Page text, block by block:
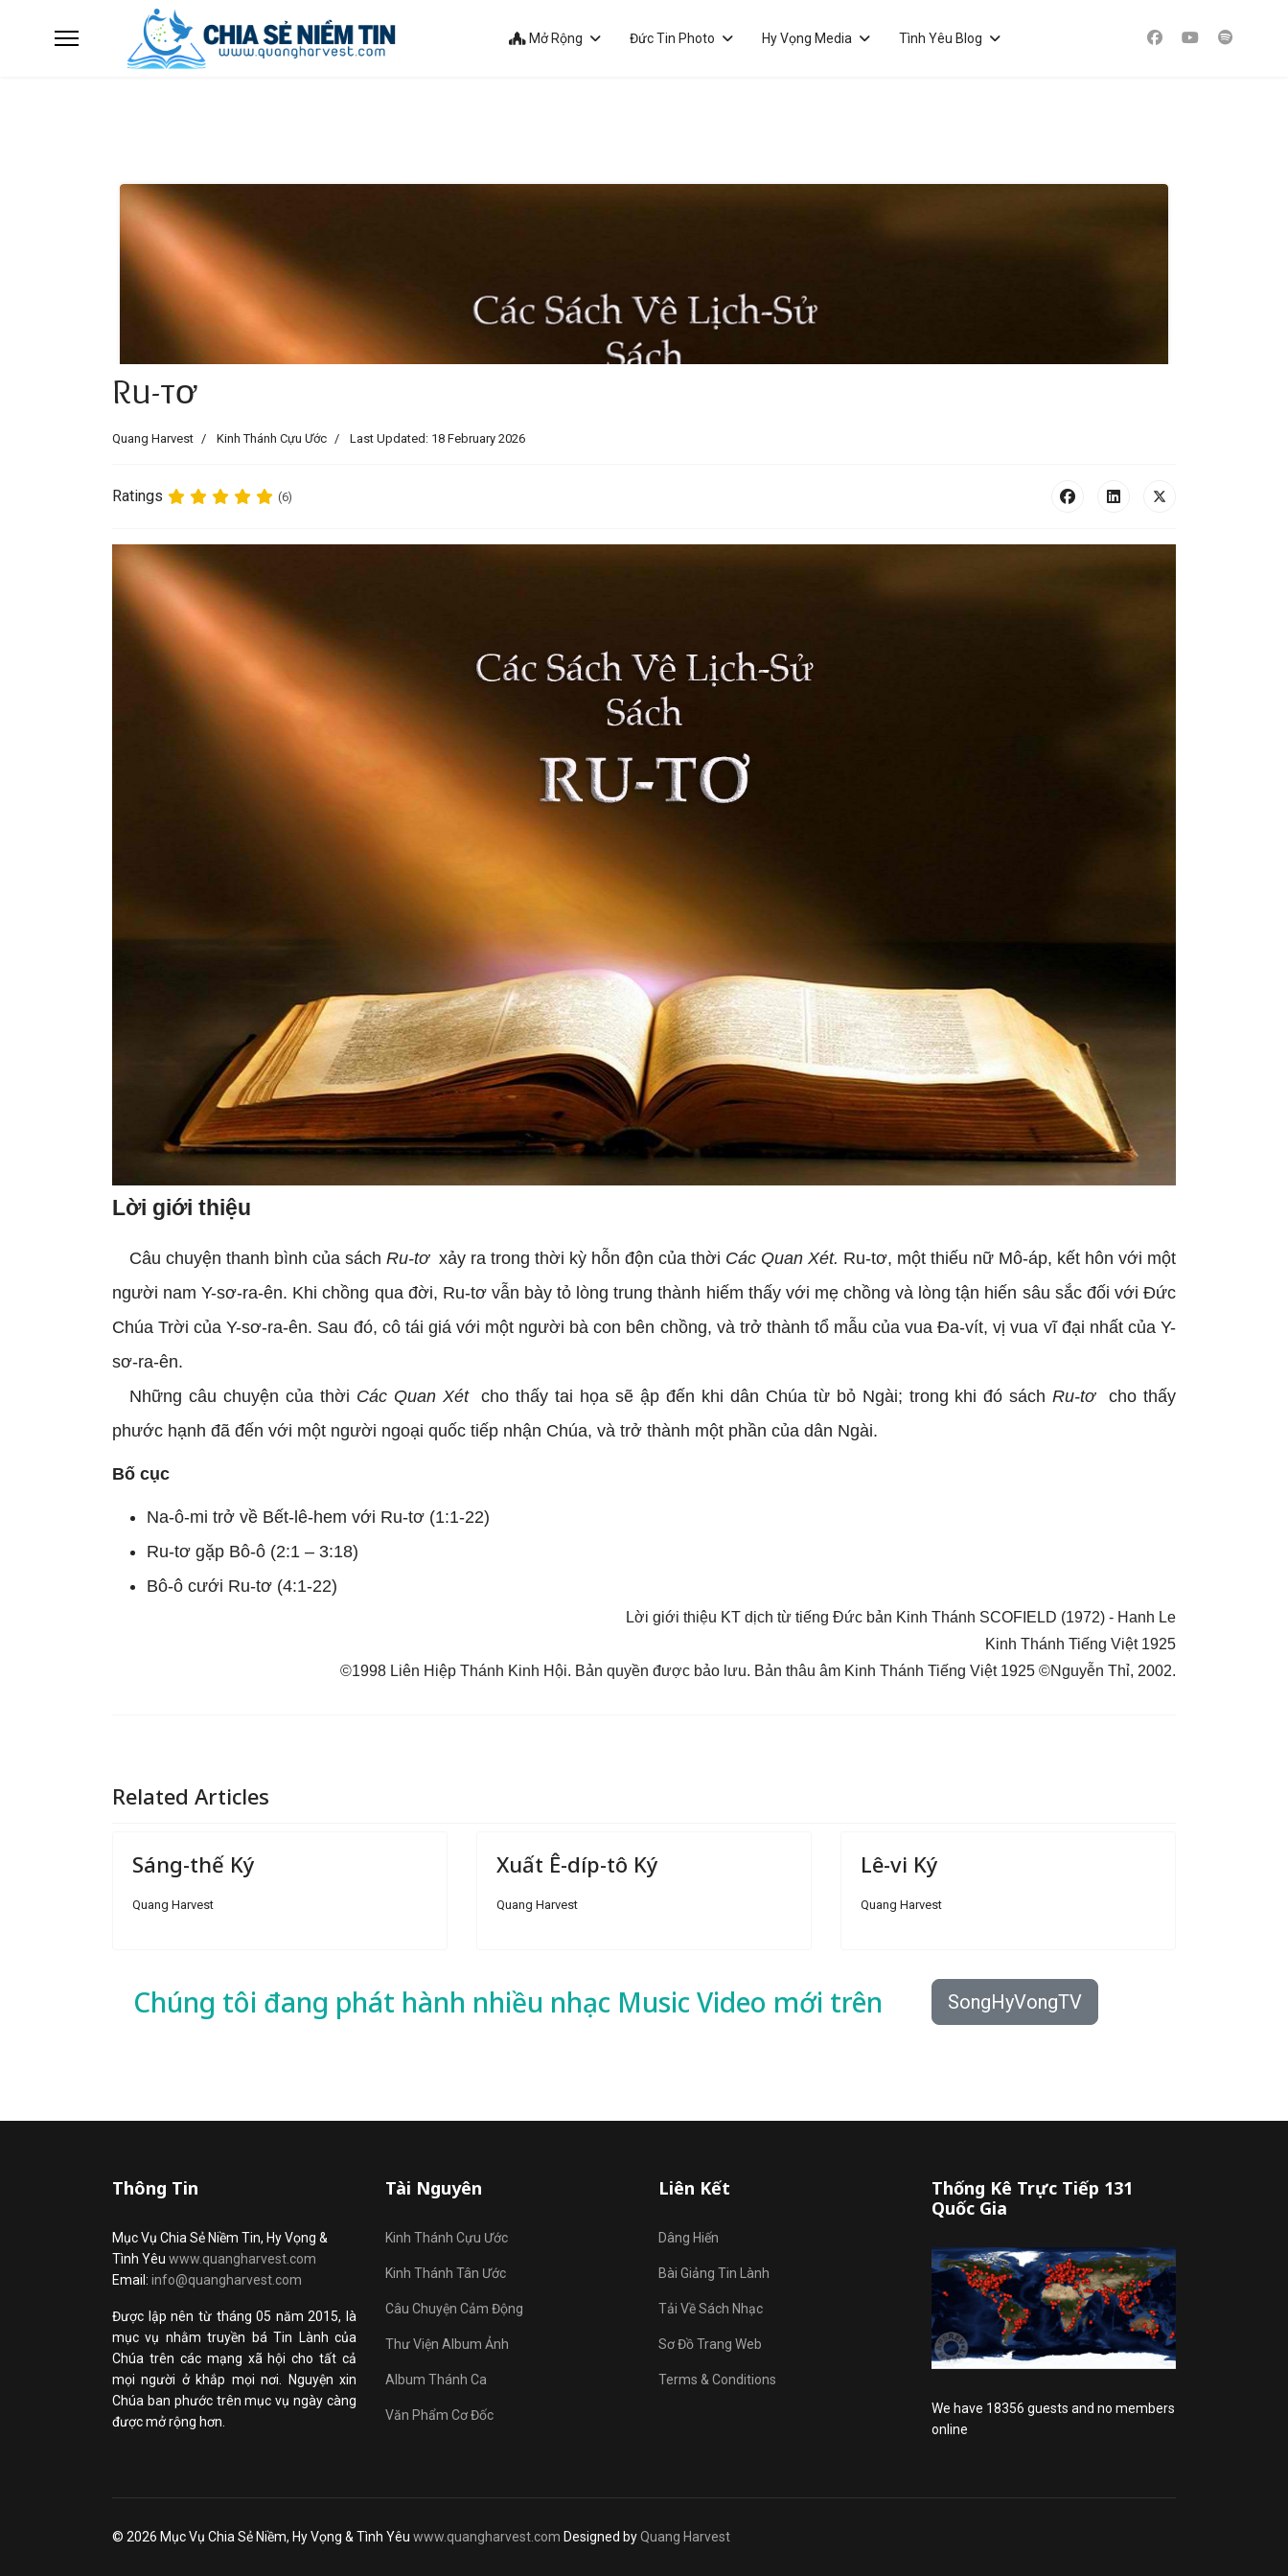
Mở Rộng Đức Tin Photo Hy Vọng Media Tình Yêu Blog
Ru-tơ
Quang Harvest Kinh Thánh Cựu Ước Last Updated: 18 February 2026
Ratings (6)
Lời giới thiệu
Câu chuyện thanh bình của sách Ru-tơ xảy ra trong thời kỳ hỗn độn của thời Các Quan Xét. Ru-tơ, một thiếu nữ Mô-áp, kết hôn với một
người nam Y-sơ-ra-ên. Khi chồng qua đời, Ru-tơ vẫn bày tỏ lòng trung thành hiếm thấy với mẹ chồng và lòng tận hiến sâu sắc đối với Đức
Chúa Trời của Y-sơ-ra-ên. Sau đó, cô tái giá với một người bà con bên chồng, và trở thành tổ mẫu của vua Đa-vít, vị vua vĩ đại nhất của Y-
sơ-ra-ên.
Những câu chuyện của thời Các Quan Xét cho thấy tai họa sẽ ập đến khi dân Chúa từ bỏ Ngài; trong khi đó sáchRu-tơ
cho thấy
phước hạnh đã đến với một người ngoại quốc tiếp nhận Chúa, và trở thành một phần của dân Ngài.
Bố cục
Na-ô-mi trở về Bết-lê-hem với Ru-tơ (1:1-22)
Ru-tơ gặp Bô-ô (2:1 – 3:18)
Bô-ô cưới Ru-tơ (4:1-22)
Lời giới thiệu KT dịch từ tiếng Đức bản Kinh Thánh SCOFIELD (1972) - Hanh Le
Kinh Thánh Tiếng Việt 1925
©1998 Liên Hiệp Thánh Kinh Hội. Bản quyền được bảo lưu. Bản thâu âm Kinh Thánh Tiếng Việt 1925 ©Nguyễn Thỉ, 2002.
Related Articles
Sáng-thế Ký
Quang Harvest
Xuất Ê-díp-tô Ký
Quang Harvest
Lê-vi Ký
Quang Harvest
Chúng tôi đang phát hành nhiều nhạc Music Video mới trên SongHyVongTV
Thông Tin
Mục Vụ Chia Sẻ Niềm Tin, Hy Vọng &
Tình Yêu www.quangharvest.com
Email: info@quangharvest.com
Được lập nên từ tháng 05 năm 2015, là
mục vụ nhằm truyền bá Tin Lành của
Chúa trên các mạng xã hội cho tất cả
mọi người ở khắp mọi nơi. Nguyện xin
Chúa ban phước trên mục vụ ngày càng
được mở rộng hơn.
Tài Nguyên
Kinh Thánh Cựu Ước
Kinh Thánh Tân Ước
Câu Chuyện Cảm Động
Thư Viện Album Ảnh
Album Thánh Ca
Văn Phẩm Cơ Đốc
Liên Kết
Dâng Hiến
Bài Giảng Tin Lành
Tải Về Sách Nhạc
Sơ Đồ Trang Web
Terms & Conditions
Thống Kê Trực Tiếp 131
Quốc Gia
We have 18356 guests and no members
online
© 2026 Mục Vụ Chia Sẻ Niềm, Hy Vọng & Tình Yêu www.quangharvest.com Designed byQuang Harvest